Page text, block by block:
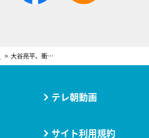
大谷亮平、衝撃の告白…3日間意識不明で、生死をさまよった過去
テレ朝動画
サイト利用規約